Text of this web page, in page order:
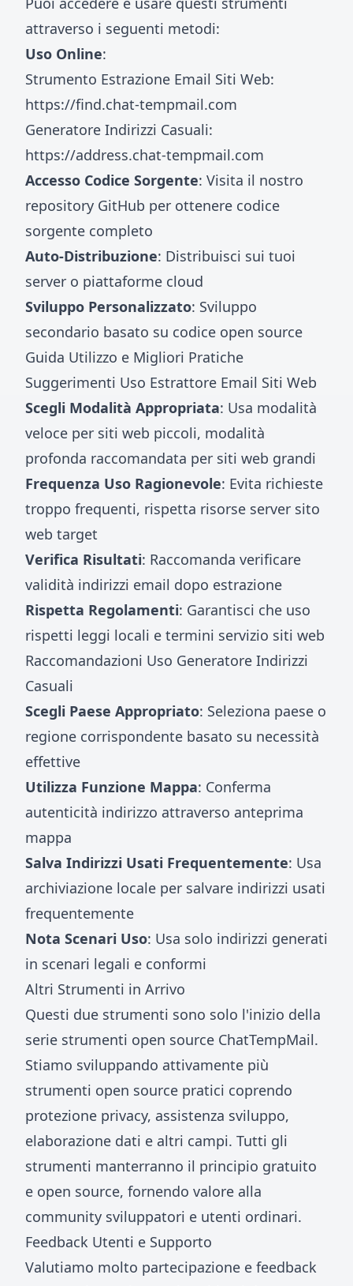
attraverso i seguenti metodi:
Uso Online:
Strumento Estrazione Email Siti Web:
https://find.chat-tempmail.com
Generatore Indirizzi Casuali:
https://address.chat-tempmail.com
Accesso Codice Sorgente: Visita il nostro
repository GitHub per ottenere codice
sorgente completo
Auto-Distribuzione: Distribuisci sui tuoi
server o piattaforme cloud
Sviluppo Personalizzato: Sviluppo
secondario basato su codice open source
Guida Utilizzo e Migliori Pratiche
Suggerimenti Uso Estrattore Email Siti Web
Scegli Modalità Appropriata: Usa modalità
veloce per siti web piccoli, modalità
profonda raccomandata per siti web grandi
Frequenza Uso Ragionevole: Evita richieste
troppo frequenti, rispetta risorse server sito
web target
Verifica Risultati: Raccomanda verificare
validità indirizzi email dopo estrazione
Rispetta Regolamenti: Garantisci che uso
rispetti leggi locali e termini servizio siti web
Raccomandazioni Uso Generatore Indirizzi
Casuali
Scegli Paese Appropriato: Seleziona paese o
regione corrispondente basato su necessità
effettive
Utilizza Funzione Mappa: Conferma
autenticità indirizzo attraverso anteprima
mappa
Salva Indirizzi Usati Frequentemente: Usa
archiviazione locale per salvare indirizzi usati
frequentemente
Nota Scenari Uso: Usa solo indirizzi generati
in scenari legali e conformi
Altri Strumenti in Arrivo
Questi due strumenti sono solo l'inizio della
serie strumenti open source ChatTempMail.
Stiamo sviluppando attivamente più
strumenti open source pratici coprendo
protezione privacy, assistenza sviluppo,
elaborazione dati e altri campi. Tutti gli
strumenti manterranno il principio gratuito
e open source, fornendo valore alla
community sviluppatori e utenti ordinari.
Feedback Utenti e Supporto
Valutiamo molto partecipazione e feedback